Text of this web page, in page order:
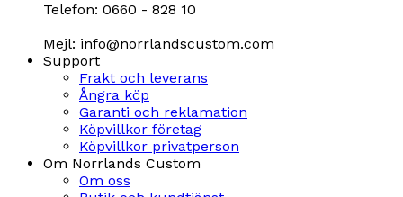
Telefon: 0660 - 828 10
Mejl: info@norrlandscustom.com
Support
Frakt och leverans
Ångra köp
Garanti och reklamation
Köpvillkor företag
Köpvillkor privatperson
Om Norrlands Custom
Om oss